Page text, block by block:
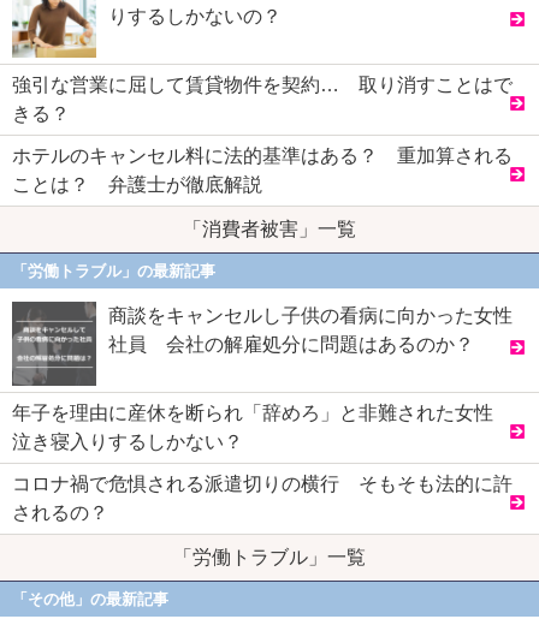
りするしかないの？
強引な営業に屈して賃貸物件を契約… 取り消すことはで
きる？
ホテルのキャンセル料に法的基準はある？ 重加算される
ことは？ 弁護士が徹底解説
「消費者被害」一覧
「労働トラブル」の最新記事
商談をキャンセルし子供の看病に向かった女性
社員 会社の解雇処分に問題はあるのか？
年子を理由に産休を断られ「辞めろ」と非難された女性
泣き寝入りするしかない？
コロナ禍で危惧される派遣切りの横行 そもそも法的に許
されるの？
「労働トラブル」一覧
「その他」の最新記事